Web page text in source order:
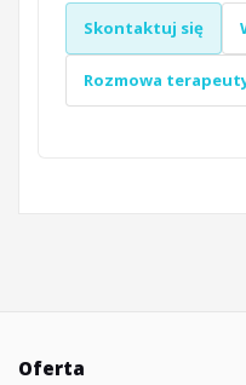
Skontaktuj się
Rozmowa
Oferta